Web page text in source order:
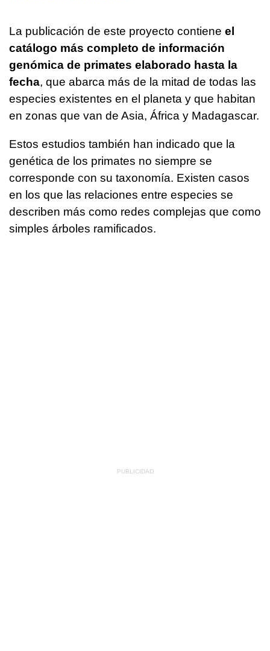
La publicación de este proyecto contiene el
catálogo más completo de información
genómica de primates elaborado hasta la
fecha, que abarca más de la mitad de todas las
especies existentes en el planeta y que habitan
en zonas que van de Asia, África y Madagascar.
Estos estudios también han indicado que la
genética de los primates no siempre se
corresponde con su taxonomía. Existen casos
en los que las relaciones entre especies se
describen más como redes complejas que como
simples árboles ramificados.